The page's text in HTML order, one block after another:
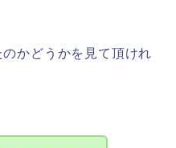
かどうかを見て頂けれ